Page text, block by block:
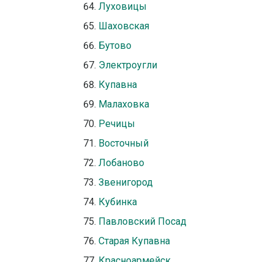
Луховицы
Шаховская
Бутово
Электроугли
Купавна
Малаховка
Речицы
Восточный
Лобаново
Звенигород
Кубинка
Павловский Посад
Старая Купавна